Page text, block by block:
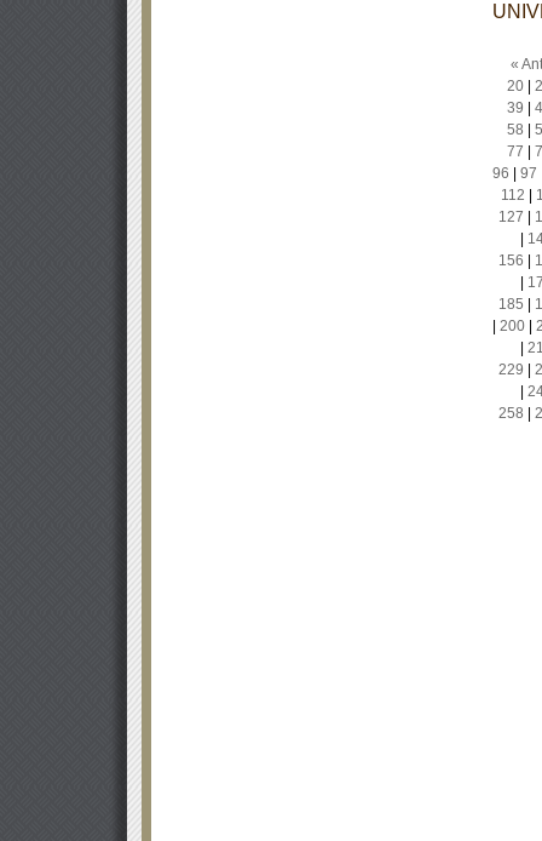
«
20|
39
58
77
96
97
112
127
156
185
200|
229
258